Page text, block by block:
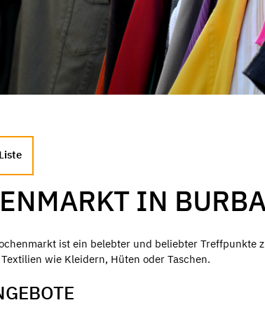
IN
ist ein belebter und beliebter Treffpunkte
wie Kleidern, Hüten oder Taschen.